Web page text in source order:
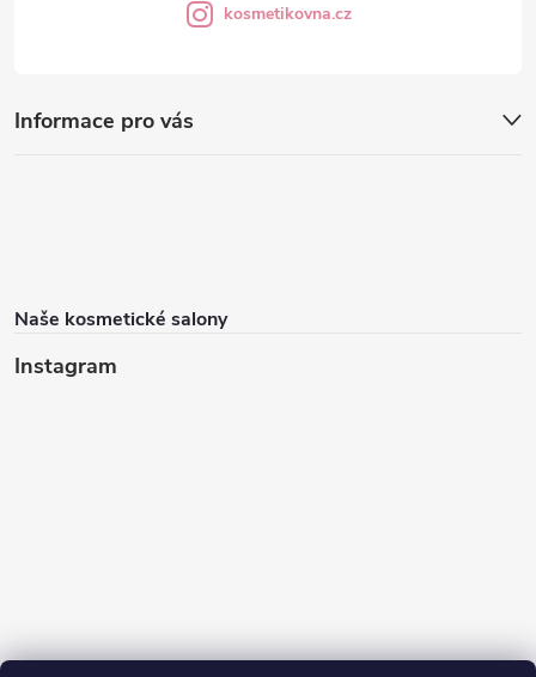
Informace pro vás
Naše kosmetické salony
Instagram
kosmetikovna.cz